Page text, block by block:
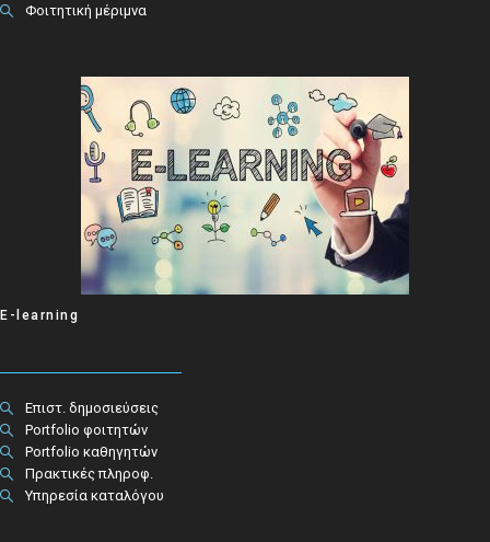
Φοιτητική μέριμνα
E-learning
Επιστ. δημοσιεύσεις
Portfolio φοιτητών
Portfolio καθηγητών
Πρακτικές πληροφ.​
Υπηρεσία καταλόγου